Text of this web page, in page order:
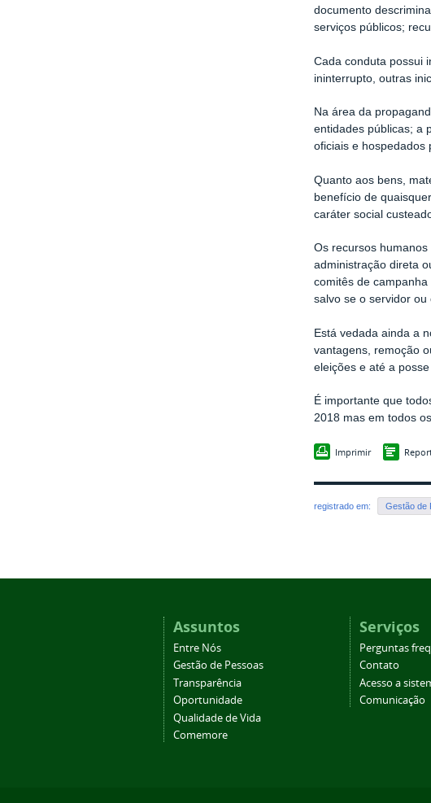
documento
serviços públicos;
Cada conduta possui
ininterrupto, outras
Na área da
entidades públicas; a
oficiais e hospedados
Quanto aos bens,
benefício de
caráter social
Os recursos
administração direta
comitês de
salvo se o servidor
Está vedada ainda a
vantagens, remoção
eleições e até a posse
É importante que
2018 mas em todos
Imprimir
registrado em: Gestão de
Assuntos
Entre Nós
Gestão de Pessoas
Transparência
Oportunidade
Qualidade de Vida
Comemore
Serviços
Perguntas
Contato
Acesso a
Comunicação